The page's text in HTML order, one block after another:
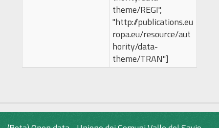
theme/REGI",
"http://publications.eu
ropa.eu/resource/aut
hority/data-
theme/TRAN"]